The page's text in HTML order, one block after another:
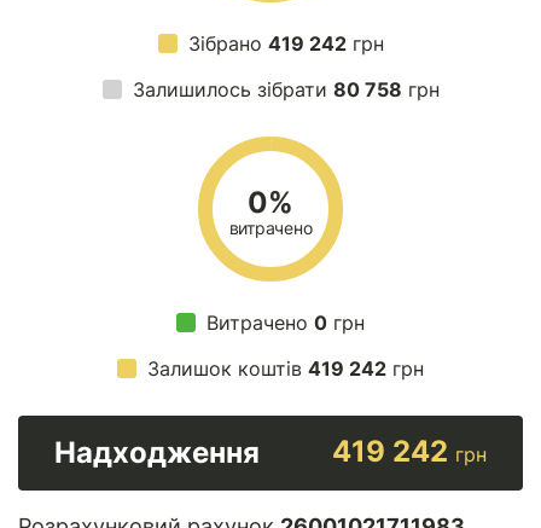
Зібрано 419 242грн
Залишилось зібрати 80 758 грн
0%
витрачено
Витрачено 0 грн
Залишок коштів 419 242 грн
Надходження 419 242 грн